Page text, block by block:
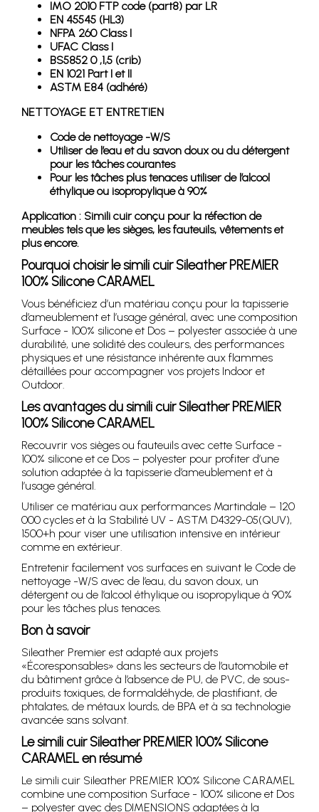
IMO 2010 FTP code (part8) par LR
EN 45545 (HL3)
NFPA 260 Class I
UFAC Class I
BS5852 0 ,1,5 (crib)
EN 1021 Part I et II
ASTM E84 (adhéré)
NETTOYAGE ET ENTRETIEN
Code de nettoyage -W/S
Utiliser de l’eau et du savon doux ou du détergent
pour les tâches courantes
Pour les tâches plus tenaces utiliser de l’alcool
éthylique ou isopropylique à 90%
Application : Simili cuir conçu pour la réfection de
meubles tels que les sièges, les fauteuils, vêtements et
plus encore.
Pourquoi choisir le simili cuir Sileather PREMIER
100% Silicone CARAMEL
Vous bénéficiez d’un matériau conçu pour la tapisserie
d’ameublement et l’usage général, avec une composition
Surface - 100% silicone et Dos – polyester associée à une
durabilité, une solidité des couleurs, des performances
physiques et une résistance inhérente aux flammes
détaillées pour accompagner vos projets Indoor et
Outdoor.
Les avantages du simili cuir Sileather PREMIER
100% Silicone CARAMEL
Recouvrir vos sièges ou fauteuils avec cette Surface -
100% silicone et ce Dos – polyester pour profiter d’une
solution adaptée à la tapisserie d’ameublement et à
l’usage général.
Utiliser ce matériau aux performances Martindale – 120
000 cycles et à la Stabilité UV - ASTM D4329-05(QUV),
1500+h pour viser une utilisation intensive en intérieur
comme en extérieur.
Entretenir facilement vos surfaces en suivant le Code de
nettoyage -W/S avec de l’eau, du savon doux, un
détergent ou de l’alcool éthylique ou isopropylique à 90%
pour les tâches plus tenaces.
Bon à savoir
Sileather Premier est adapté aux projets
«Écoresponsables» dans les secteurs de l’automobile et
du bâtiment grâce à l’absence de PU, de PVC, de sous-
produits toxiques, de formaldéhyde, de plastifiant, de
phtalates, de métaux lourds, de BPA et à sa technologie
avancée sans solvant.
Le simili cuir Sileather PREMIER 100% Silicone
CARAMEL en résumé
Le simili cuir Sileather PREMIER 100% Silicone CARAMEL
combine une composition Surface - 100% silicone et Dos
– polyester avec des DIMENSIONS adaptées à la